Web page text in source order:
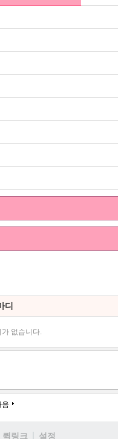
디
없습니다.
음
퀵링크 설정